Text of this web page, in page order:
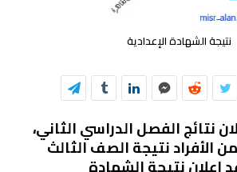
نتيجة الشهادة الإعدادية
نتائج الفصل الدراسي الثاني،
الأفراد نتيجة الصف الثالث
إعلان نتيجة الشهادة